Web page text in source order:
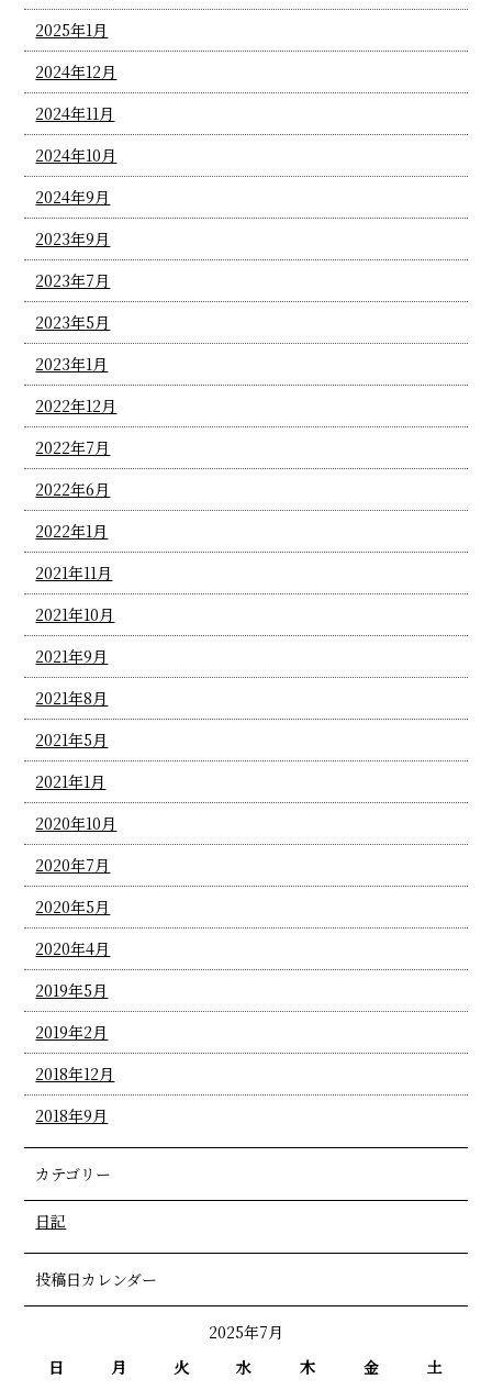
2025年1月
2024年12月
2024年11月
2024年10月
2024年9月
2023年9月
2023年7月
2023年5月
2023年1月
2022年12月
2022年7月
2022年6月
2022年1月
2021年11月
2021年10月
2021年9月
2021年8月
2021年5月
2021年1月
2020年10月
2020年7月
2020年5月
2020年4月
2019年5月
2019年2月
2018年12月
2018年9月
カテゴリー
日記
投稿日カレンダー
2025年7月
日
月 火 水 木 金
土